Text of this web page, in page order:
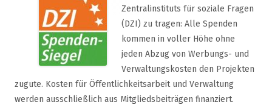
Zentralinstituts für soziale Fragen
(DZI) zu tragen: Alle Spenden
kommen in voller Höhe ohne
jeden Abzug von Werbungs- und
Verwaltungskosten den Projekten
zugute. Kosten für Öffentlichkeitsarbeit und Verwaltung
werden ausschließlich aus Mitgliedsbeiträgen finanziert.